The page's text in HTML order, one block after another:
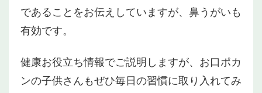
であることをお伝えしていますが、鼻うがいも
有効です。
健康お役立ち情報でご説明しますが、お口ポカ
ンの子供さんもぜひ毎日の習慣に取り入れてみ